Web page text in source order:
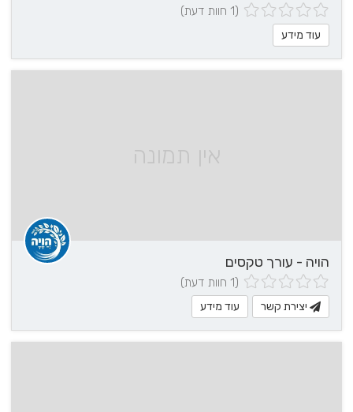
(1 חוות דעת)
עוד מידע
אין תמונה
הויה - עורך טקסים
(1 חוות דעת)
יצירת קשר עוד מידע